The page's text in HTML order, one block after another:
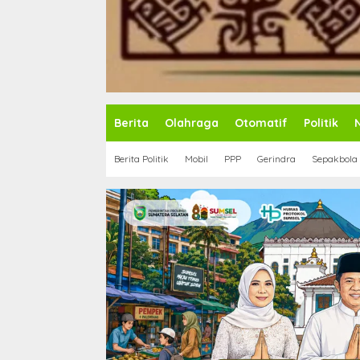
Berita Olahraga Otomatif Politik
Berita Politik Mobil PPP Gerindra Sepakbola